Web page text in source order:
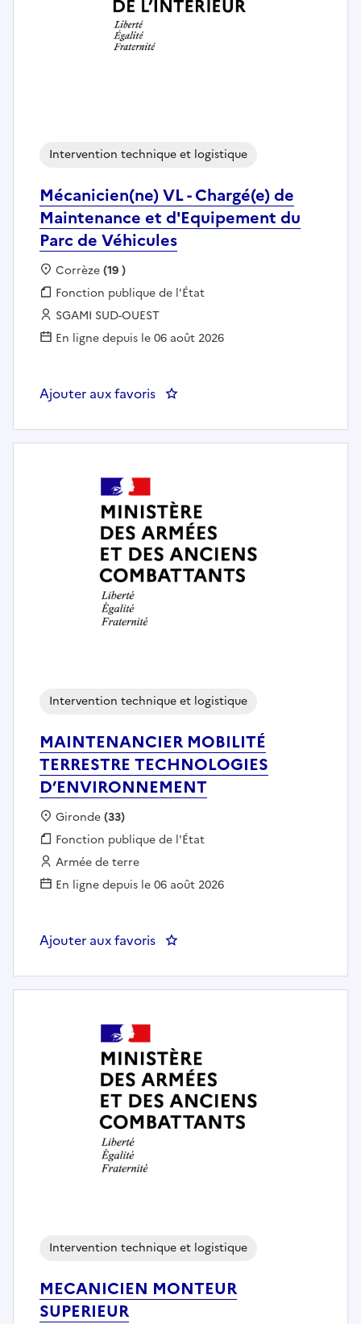
Mécanicien(ne) VL - Chargé(e) de
Maintenance et d'Equipement du
Parc de Véhicules
Intervention technique et logistique
Localisation :
Corrèze(19 )
Fonction publique :
Fonction publique de l'État
Employeur :
SGAMI SUD-OUEST
En ligne depuis le 06 août 2026
Ajouter aux favoris
MAINTENANCIER MOBILITÉ
TERRESTRE TECHNOLOGIES
D’ENVIRONNEMENT
Intervention technique et logistique
Localisation :
Gironde(33)
Fonction publique :
Fonction publique de l'État
Employeur :
Armée de terre
En ligne depuis le 06 août 2026
Ajouter aux favoris : MAINTENANCIER MOBILITÉ
MECANICIEN MONTEUR
SUPERIEUR
Intervention technique et logistique